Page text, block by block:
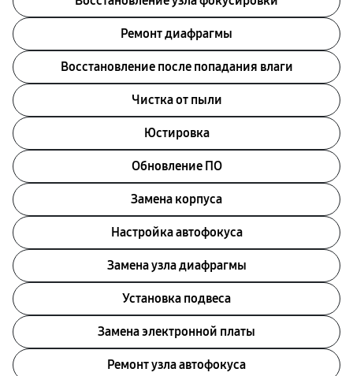
Ремонт диафрагмы
Восстановление после попадания влаги
Чистка от пыли
Юстировка
Обновление ПО
Замена корпуса
Настройка автофокуса
Замена узла диафрагмы
Установка подвеса
Замена электронной платы
Ремонт узла автофокуса